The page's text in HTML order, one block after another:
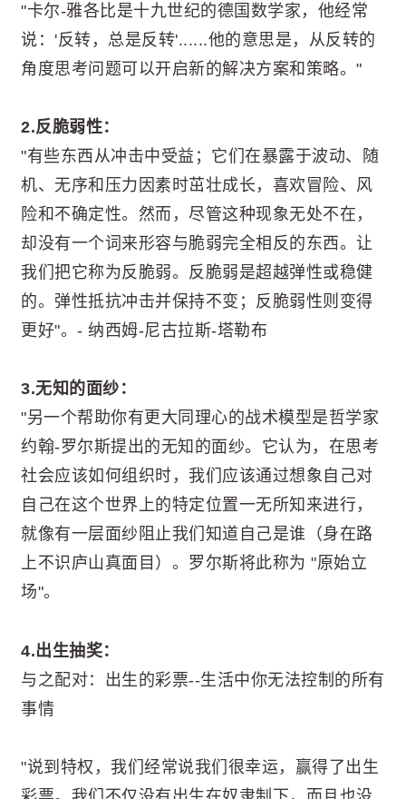
"卡尔-雅各比是十九世纪的德国数学家，他经常
说：'反转，总是反转'......他的意思是，从反转的
角度思考问题可以开启新的解决方案和策略。"
2.反脆弱性：
"有些东西从冲击中受益；它们在暴露于波动、随
机、无序和压力因素时茁壮成长，喜欢冒险、风
险和不确定性。然而，尽管这种现象无处不在，
却没有一个词来形容与脆弱完全相反的东西。让
我们把它称为反脆弱。反脆弱是超越弹性或稳健
的。弹性抵抗冲击并保持不变；反脆弱性则变得
更好"。- 纳西姆-尼古拉斯-塔勒布
3.无知的面纱：
"另一个帮助你有更大同理心的战术模型是哲学家
约翰-罗尔斯提出的无知的面纱。它认为，在思考
社会应该如何组织时，我们应该通过想象自己对
自己在这个世界上的特定位置一无所知来进行，
就像有一层面纱阻止我们知道自己是谁（身在路
上不识庐山真面目）。罗尔斯将此称为 "原始立
场"。
4.出生抽奖：
与之配对：出生的彩票--生活中你无法控制的所有
事情
"说到特权，我们经常说我们很幸运，赢得了出生